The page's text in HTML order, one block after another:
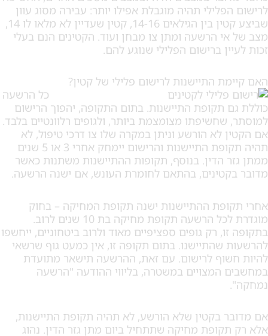
תהיה מוגבלת אפילו יותר: עבירה מסוג עוון
שביצע קטין בין הגילאים 14-16, קטין שעדיין לא מלאו לו 14,
הרשעה ומתן צו מבחן ועוד. הקטינים הנם בעלי
ברישום הפלילי שנוגע להם.
התיישנות לרישום פלילי של קטין?
כל הרשעה
תקופת התיישנות. בתום התקופה, יהפוך הרישום
מצומצמת ביותר, ולגופים רלוונטיים בלבד.
לא הורשע וניתן במקרה שלו צו דרכי טיפול, לא
תהיה תקופת התיישנות והרישום יימחק אחרי 3 או 5 שנים
הדין. בנוסף, תקופות ההתיישנות משתנות כאשר
בהתאם לחומרת העונש, אם ישנה הרשעה.
ההתיישנות ישנה תקופת המחיקה – בחוק
מוגדרת לכל הרשעה תקופת מחיקה בת 10 שנים לרוב.
רק גופים ספציפיים מאוד ולרוב ביטחוניים, ייחשפו
שהתיישנו. בתום תקופה זו, אין כמעט גוף שרשאי
לרישום. עם זאת, ההרשעה תישאר מתועדת
המצויים במשטרה, בליווי ההודעה "הרשעה
בקטין שלא הורשע, לא תהיה תקופת התיישנות,
מחיקה שתתחיל ביום מתן גזר הדין. נהוג